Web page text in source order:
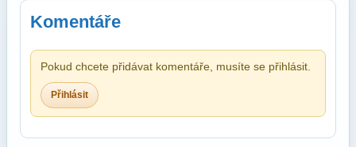
Komentáře
Pokud chcete přidávat komentáře, musíte se přihlásit.
Přihlásit